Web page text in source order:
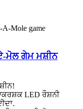
ਮੋਲ ਗੇਮ ਮਸ਼ੀਨ
LED ਰੌਸ਼ਨੀ